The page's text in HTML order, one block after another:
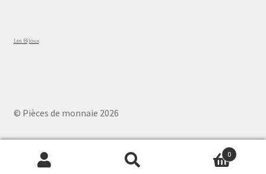
Les Bijoux
© Pièces de monnaie 2026
Recherche
0